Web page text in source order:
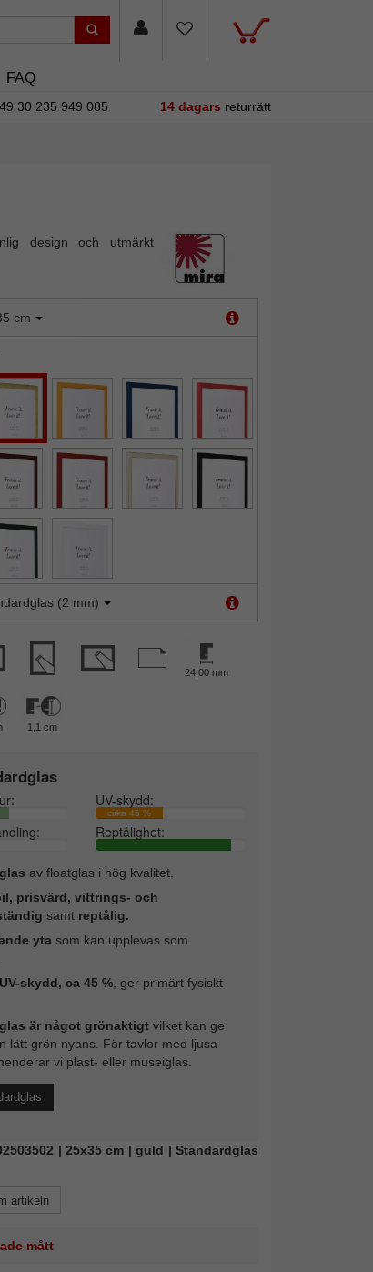
FAQ
30 235 949 085 14 dagars returrätt
design och utmärkt
cm
(2 mm)
24,00 mm
1,1 cm
UV-skydd:
cirka 45 %
Reptålighet:
av floatglas i hög kvalitet.
prisvärd, vittrings- och
samt reptålig.
yta som kan upplevas som
skydd, ca 45 %, ger primärt fysiskt
är något grönaktigtvilket kan ge
lätt grön nyans. För tavlor med ljusa
vi plast- eller museiglas.
| 25x35 cm | guld | Standardglas
artikeln
mått